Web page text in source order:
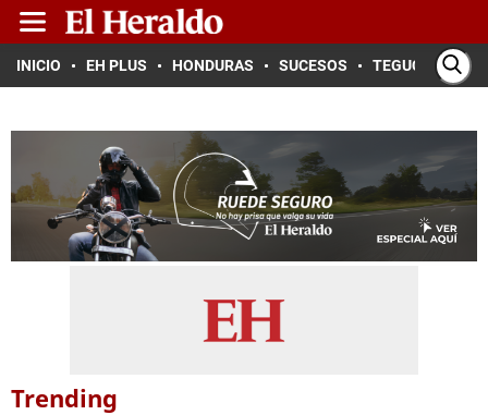
INICIO EH PLUS HONDURAS SUCESOS TEGUCIGALPA
Trending